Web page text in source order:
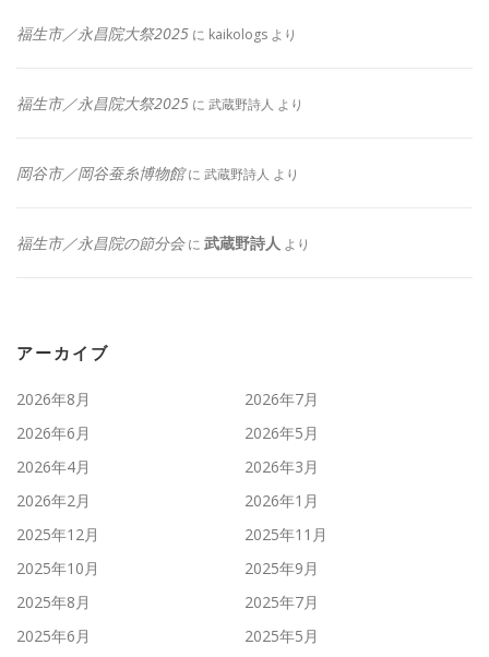
福生市／永昌院大祭2025 に kaikologs より
福生市／永昌院大祭2025 に 武蔵野詩人 より
岡谷市／岡谷蚕糸博物館に 武蔵野詩人 より
福生市／永昌院の節分会に 武蔵野詩人 より
アーカイブ
2026年8月
2026年7月
2026年6月
2026年5月
2026年4月
2026年3月
2026年2月
2026年1月
2025年12月
2025年11月
2025年10月
2025年9月
2025年8月
2025年7月
2025年6月
2025年5月